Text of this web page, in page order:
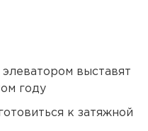
выставят
году
к затяжной